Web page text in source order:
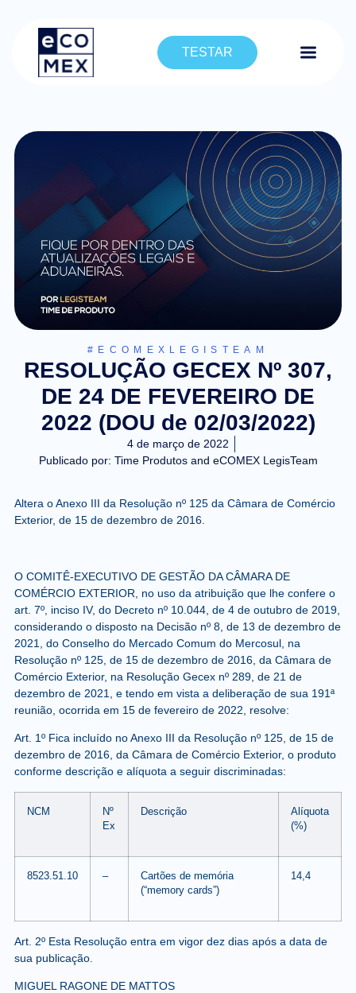
TESTAR
#ECOMEXLEGISTEAM
RESOLUÇÃO GECEX Nº 307,
DE 24 DE FEVEREIRO DE
2022 (DOU de 02/03/2022)
4 de março de 2022
Publicado por: Time Produtos and eCOMEX LegisTeam
Altera o Anexo III da Resolução nº 125 da Câmara de Comércio
Exterior, de 15 de dezembro de 2016.
O COMITÊ-EXECUTIVO DE GESTÃO DA CÂMARA DE
COMÉRCIO EXTERIOR, no uso da atribuição que lhe confere o
art. 7º, inciso IV, do Decreto nº 10.044, de 4 de outubro de 2019,
considerando o disposto na Decisão nº 8, de 13 de dezembro de
2021, do Conselho do Mercado Comum do Mercosul, na
Resolução nº 125, de 15 de dezembro de 2016, da Câmara de
Comércio Exterior, na Resolução Gecex nº 289, de 21 de
dezembro de 2021, e tendo em vista a deliberação de sua 191ª
reunião, ocorrida em 15 de fevereiro de 2022, resolve:
Art. 1º Fica incluído no Anexo III da Resolução nº 125, de 15 de
dezembro de 2016, da Câmara de Comércio Exterior, o produto
conforme descrição e alíquota a seguir discriminadas:
NCM
Nº
Ex
Descrição
Alíquota
(%)
8523.51.10 –
Cartões de memória
(“memory cards”)
14,4
Art. 2º Esta Resolução entra em vigor dez dias após a data de
sua publicação.
MIGUEL RAGONE DE MATTOS